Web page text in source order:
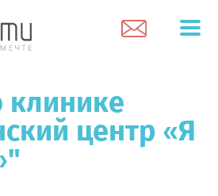
центр «Я